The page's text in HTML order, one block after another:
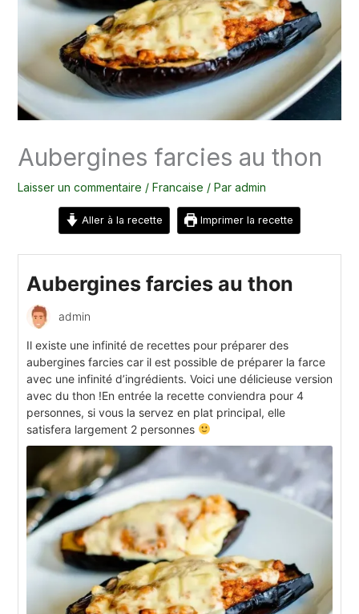
Aubergines farcies au thon
Laisser un commentaire / Francaise / Par admin
Aller à la recette Imprimer la recette
Aubergines farcies au thon
admin
Il existe une infinité de recettes pour préparer des
aubergines farcies car il est possible de préparer la farce
avec une infinité d’ingrédients. Voici une délicieuse version
avec du thon !En entrée la recette conviendra pour 4
personnes, si vous la servez en plat principal, elle
satisfera largement 2 personnes